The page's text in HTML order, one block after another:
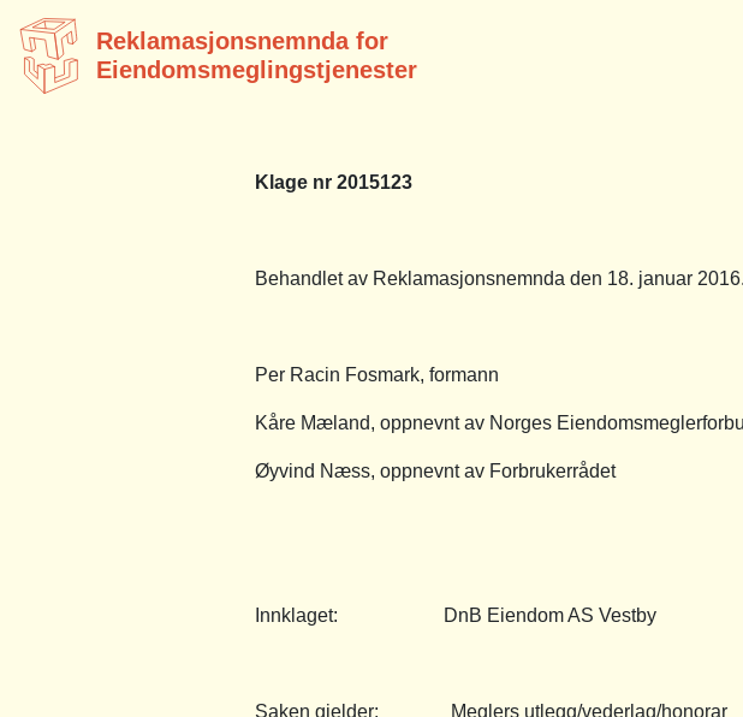
Reklamasjonsnemnda for
Eiendomsmeglingstjenester
Klage nr 2015123
Behandlet av Reklamasjonsnemnda den 18. januar
Per Racin Fosmark, formann
Kåre Mæland, oppnevnt av Norges
Øyvind Næss, oppnevnt av Forbrukerrådet
Innklaget: DnB Eiendom AS Vestby
Saken gjelder: Meglers utlegg/vederlag/honorar